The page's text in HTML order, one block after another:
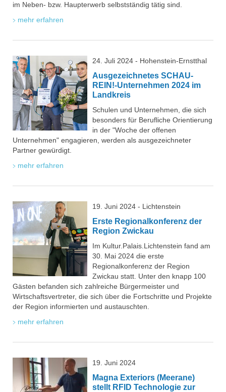
im Neben- bzw. Haupterwerb selbstständig tätig sind.
mehr erfahren
24. Juli 2024 - Hohenstein-Ernstthal
Ausgezeichnetes SCHAU-
REIN!-Unternehmen 2024 im
Landkreis
Schulen und Unternehmen, die sich
besonders für Berufliche Orientierung
in der "Woche der offenen
Unternehmen" engagieren, werden als ausgezeichneter
Partner gewürdigt.
mehr erfahren
19. Juni 2024 - Lichtenstein
Erste Regionalkonferenz der
Region Zwickau
Im Kultur.Palais.Lichtenstein fand am
30. Mai 2024 die erste
Regionalkonferenz der Region
Zwickau statt. Unter den knapp 100
Gästen befanden sich zahlreiche Bürgermeister und
Wirtschaftsvertreter, die sich über die Fortschritte und Projekte
der Region informierten und austauschten.
mehr erfahren
19. Juni 2024
Magna Exteriors (Meerane)
stellt RFID Technologie zur